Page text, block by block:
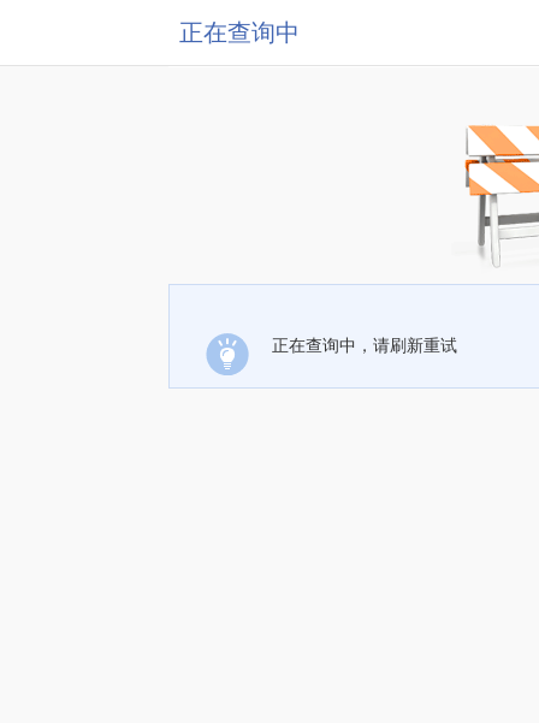
正在查询中
正在查询中，请刷新重试